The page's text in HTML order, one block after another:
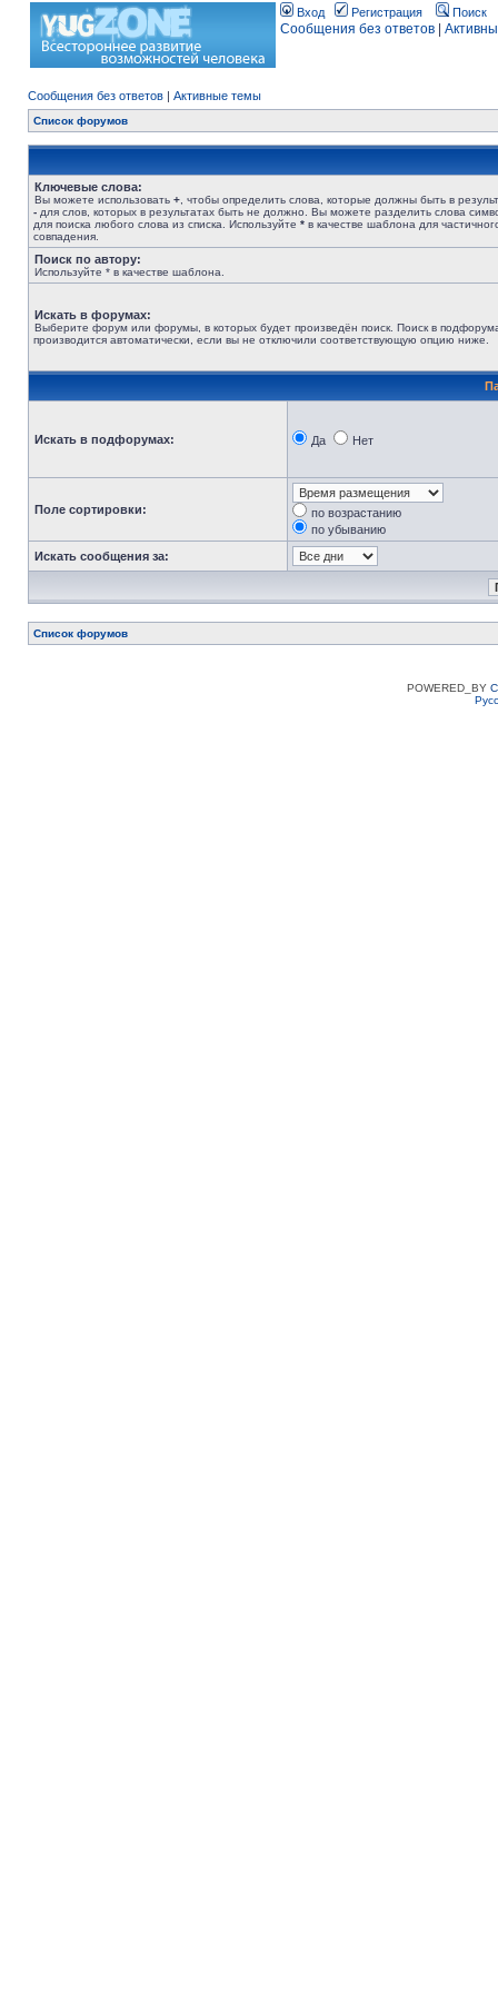
Вход Регистрация Поиск
Сообщения без ответов
Сообщения без ответов | Активные темы
Список форумов
Ключевые слова:
Вы можете использовать + , чтобы определить слова, которые должны быть в
- для слов, которых в результатах быть не должно. Вы можете разделить слова
для поиска любого слова из списка. Используйте * в качестве шаблона для
совпадения.
Поиск по автору:
Используйте * в качестве шаблона.
Искать в форумах:
Выберите форум или форумы, в которых будет произведён поиск. Поиск в
производится автоматически, если вы не отключили соответствующую опцию ниже.
Искать в подфорумах: Да Нет
Поле сортировки:
по возрастанию
по убыванию
Искать сообщения за:
Список форумов
POWERED_BY